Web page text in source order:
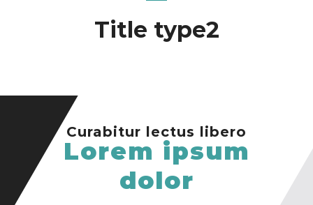
Title type2
Curabitur lectus libero
Lorem ipsum
dolor